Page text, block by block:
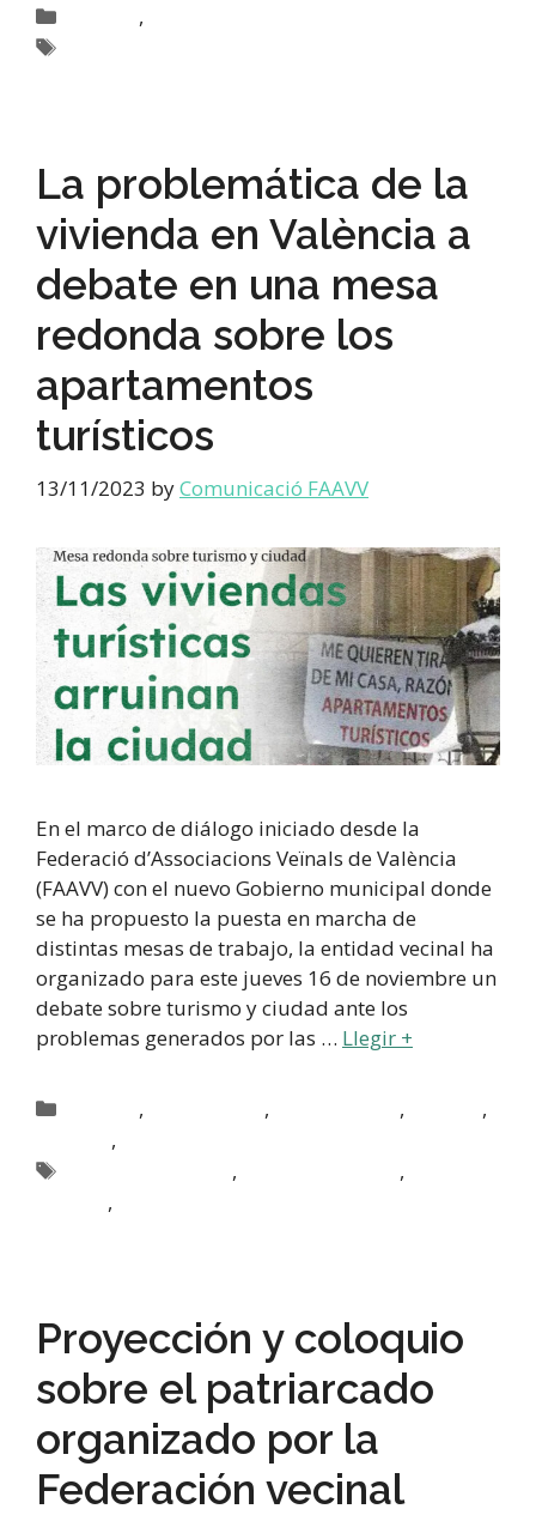
,
La problemática de la
vivienda en València a
debate en una mesa
redonda sobre los
apartamentos
turísticos
13/11/2023 byComunicació FAAVV
En el marco de diálogo iniciado desde la
Federació d’Associacions Veïnals de València
(FAAVV) con el nuevo Gobierno municipal donde
se ha propuesto la puesta en marcha de
distintas mesas de trabajo, la entidad vecinal ha
organizado para este jueves 16 de noviembre un
debate sobre turismo y ciudad ante los
problemas generados por las … Llegir +
, , , ,
,
, ,
,
Proyección y coloquio
sobre el patriarcado
organizado por la
Federación vecinal